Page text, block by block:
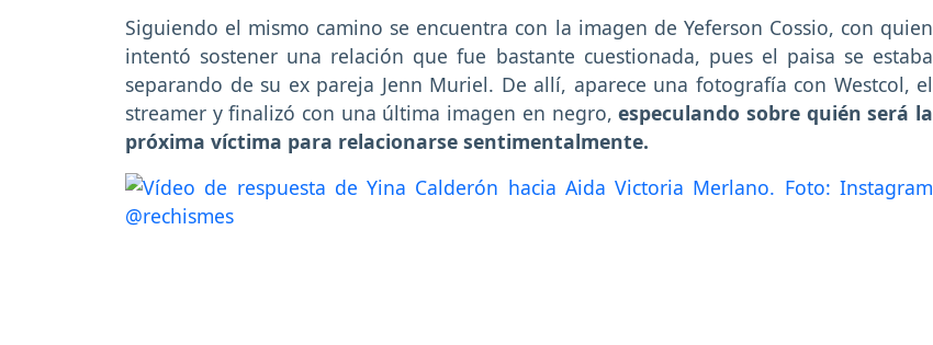
Siguiendo el mismo camino se encuentra con la imagen de Yeferson Cossio, con quien
intentó sostener una relación que fue bastante cuestionada, pues el paisa se estaba
separando de su ex pareja Jenn Muriel. De allí, aparece una fotografía con Westcol, el
streamer y finalizó con una última imagen en negro,especulando sobre quién será la
próxima víctima para relacionarse sentimentalmente.